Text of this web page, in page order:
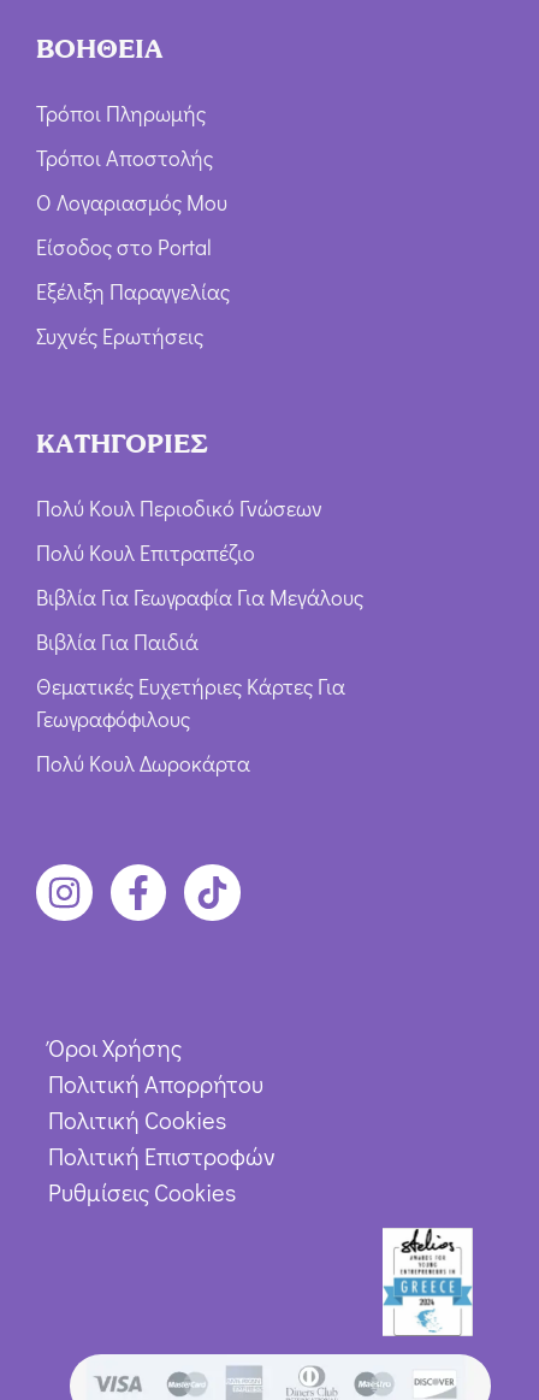
ΒΟΗΘΕΙΑ
Τρόποι Πληρωμής
Τρόποι Αποστολής
Ο Λογαριασμός Μου
Είσοδος στο Portal
Εξέλιξη Παραγγελίας
Συχνές Ερωτήσεις
ΚΑΤΗΓΟΡΙΕΣ
Πολύ Κουλ Περιοδικό Γνώσεων
Πολύ Κουλ Επιτραπέζιο
Βιβλία Για Γεωγραφία Για Μεγάλους
Βιβλία Για Παιδιά
Θεματικές Ευχετήριες Κάρτες Για
Γεωγραφόφιλους
Πολύ Κουλ Δωροκάρτα
Όροι Χρήσης
Πολιτική Απορρήτου
Πολιτική Cookies
Πολιτική Επιστροφών
Ρυθμίσεις Cookies